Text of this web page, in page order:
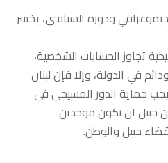
ودوره السياسي، يخسر
تجاوز الحسابات الشخصية،
في الدولة، وإلا فإن لبنان
حماية الدور المسيحي في
جبيل ان نكون موحدين
جبيل والوطن.